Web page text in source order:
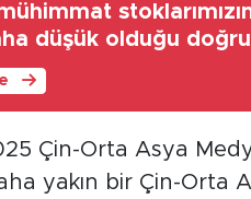
düşük olduğu doğru
Çin-Orta Asya
yakın bir Çin-Orta